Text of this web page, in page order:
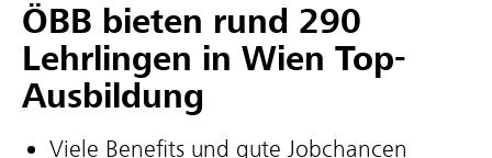
ÖBB bieten rund 290
Lehrlingen in Wien Top-
Ausbildung
Viele Benefits und gute Jobchancen